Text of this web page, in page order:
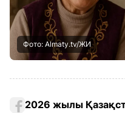
Фото: Almaty.tv/ЖИ
2026 жылы